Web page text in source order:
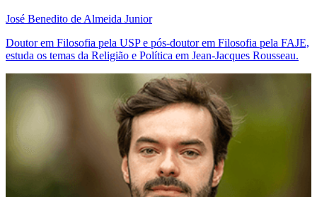
José Benedito de Almeida Junior
Doutor em Filosofia pela USP e pós-doutor em Filosofia pela FAJE,
estuda os temas da Religião e Política em Jean-Jacques Rousseau.